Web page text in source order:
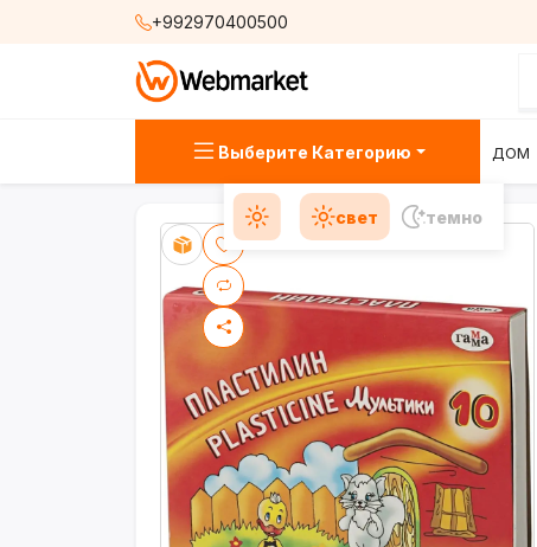
+992970400500
Выберите Категорию ДОМ
свет темно